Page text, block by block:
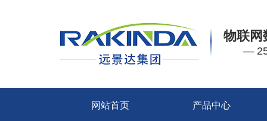
物联网
—
网站首页 产品中心